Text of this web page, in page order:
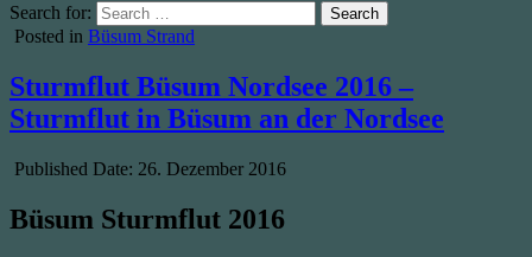
Search for:
Posted in Büsum Strand
Sturmflut Büsum Nordsee 2016 –
Sturmflut in Büsum an der Nordsee
Published Date: 26. Dezember 2016
Büsum Sturmflut 2016